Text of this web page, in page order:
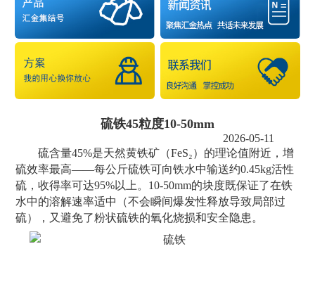
硫铁45粒度10-50mm
2026-05-11
硫含量45%是天然黄铁矿（FeS₂）的理论值附近，增
硫效率最高——每公斤硫铁可向铁水中输送约0.45kg活性
硫，收得率可达95%以上。10-50mm的块度既保证了在铁
水中的溶解速率适中（不会瞬间爆发性释放导致局部过
硫），又避免了粉状硫铁的氧化烧损和安全隐患。